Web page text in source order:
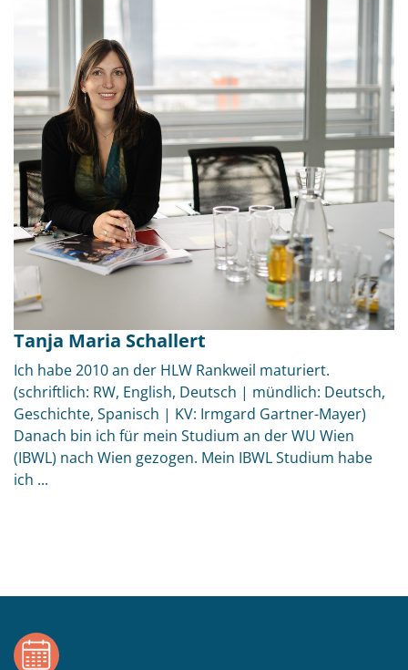
Tanja Maria Schallert
Ich habe 2010 an der HLW Rankweil maturiert.
(schriftlich: RW, English, Deutsch | mündlich: Deutsch,
Geschichte, Spanisch | KV: Irmgard Gartner-Mayer)
Danach bin ich für mein Studium an der WU Wien
(IBWL) nach Wien gezogen. Mein IBWL Studium habe
ich ...